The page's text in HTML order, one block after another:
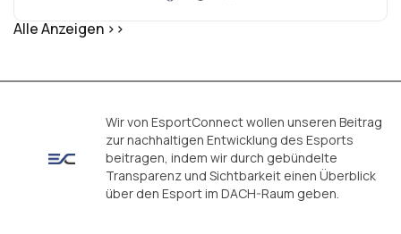
Alle Anzeigen >>
Wir von EsportConnect wollen unseren Beitrag
zur nachhaltigen Entwicklung des Esports
beitragen, indem wir durch gebündelte
Transparenz und Sichtbarkeit einen Überblick
über den Esport im DACH-Raum geben.